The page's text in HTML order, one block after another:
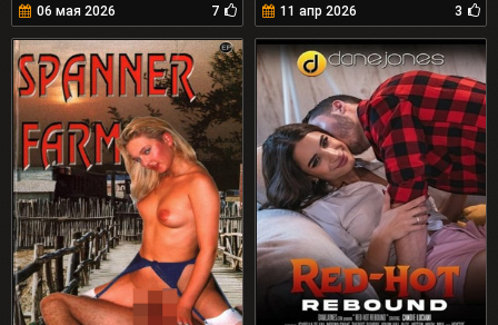
06 мая 2026 7 11 апр 2026 3